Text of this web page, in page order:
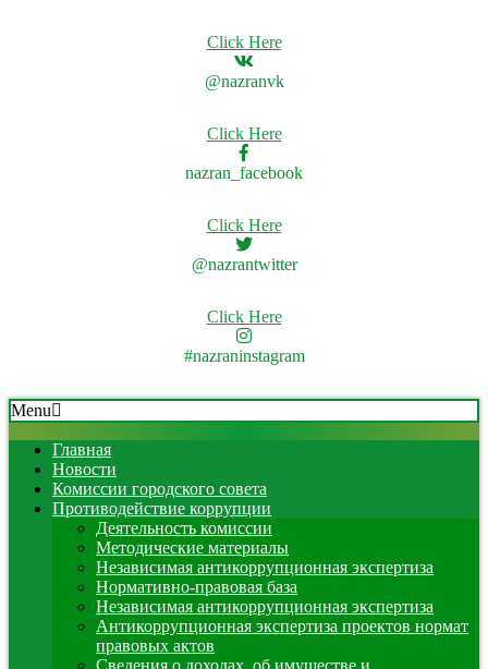
Click Here
@nazranvk
Click Here
nazran_facebook
Click Here
@nazrantwitter
Click Here
#nazraninstagram
Skip
to
content
Secondary
Navigation
Menu
Menu
Главная
Новости
Комиссии городского совета
Противодействие коррупции
Деятельность комиссии
Методические материалы
Независимая антикоррупционная экспертиза
Нормативно-правовая база
Независимая антикоррупционная экспертиза
Антикоррупционная экспертиза проектов нормат
правовых актов
Сведения о доходах, об имуществе и